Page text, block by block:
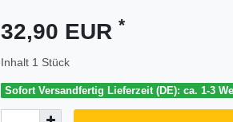
32,90 EUR *
Inhalt 1 Stück
Sofort Versandfertig Lieferzeit (DE): ca. 1-3